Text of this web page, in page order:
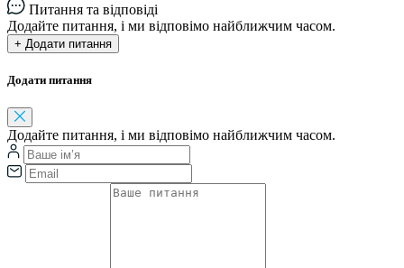
Питання та відповіді
Додайте питання, і ми відповімо найближчим часом.
+ Додати питання
Додати питання
Додайте питання, і ми відповімо найближчим часом.